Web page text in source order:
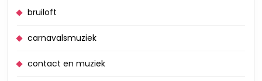
bruiloft
carnavalsmuziek
contact en muziek